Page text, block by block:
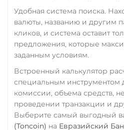
Удобная система поиска.
валюты, названию и другим
кликов, и система оставит
предложения, которые
заданным условиям.
Встроенный калькулятор
специальным инструментом
комиссии, объема средств,
проведении транзакции и
Выберите самый выгодный
(Toncoin) на Евразийский